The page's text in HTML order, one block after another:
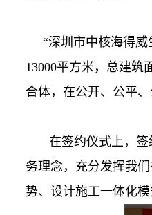
“深圳市中核海得威
13000平方米，总建筑
合体，在公开、公平
在签约仪式上，
务理念，充分发挥我
势、设计施工一体化